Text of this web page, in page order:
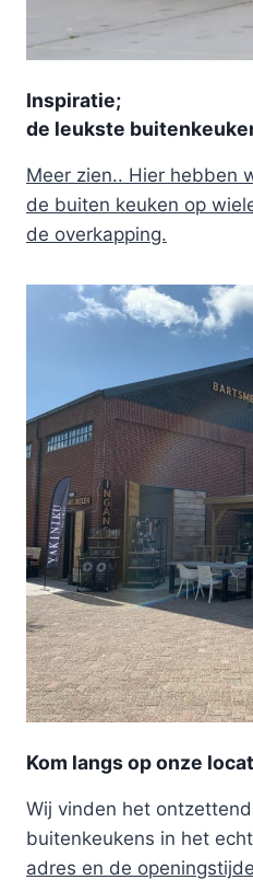
Inspiratie;
de leukste
Meer zien.. Hier hebben
de buiten keuken op
de overkapping.
Kom langs op onze
Wij vinden het
buitenkeukens in het
adres en de